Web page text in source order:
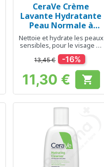
Aperçu rapide
CeraVe Crème
Lavante Hydratante
Peau Normale à
Sèche - 236 ml
Nettoie et hydrate les peaux
sensibles, pour le visage et
le corps
13,45 € -16%
Prix
11,30 € 